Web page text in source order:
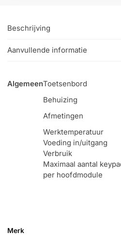
Beschrijving
Aanvullende informatie
AlgemeenToetsenbord
Behuizing
Afmetingen
Werktemperatuur
Voeding in/uitgang
Verbruik
Maximaal aantal
per hoofdmodule
Merk